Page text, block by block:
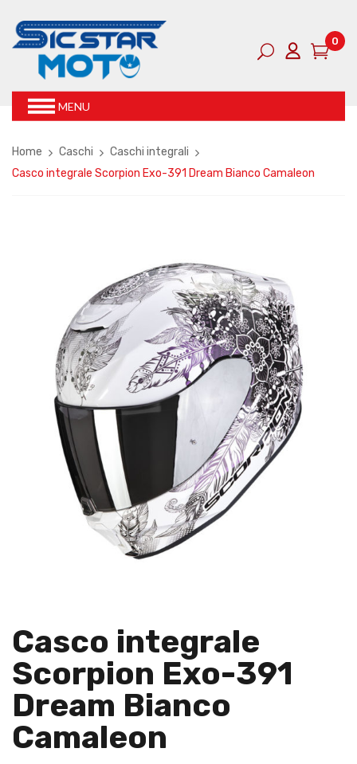
0
MENU
Home Caschi
Caschi integrali
Casco integrale Scorpion Exo-391 Dream Bianco Camaleon
Casco integrale
Scorpion Exo-391
Dream Bianco
Camaleon